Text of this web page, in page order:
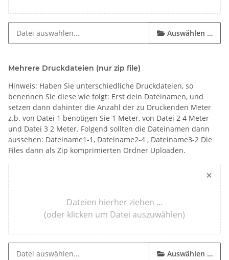
Auswählen …
Mehrere Druckdateien (nur zip file)
Hinweis: Haben Sie unterschiedliche Druckdateien, so
benennen Sie diese wie folgt: Erst dein Dateinamen, und
setzen dann dahinter die Anzahl der zu Druckenden Meter
z.b. von Datei 1 benötigen Sie 1 Meter, von Datei 2 4 Meter
und Datei 3 2 Meter. Folgend sollten die Dateinamen dann
aussehen: Dateiname1-1, Dateiname2-4 , Dateiname3-2 Die
Files dann als Zip komprimierten Ordner Uploaden.
×
Dateien hierher ziehen …
(oder klicken um Datei auszuwählen)
Auswählen …